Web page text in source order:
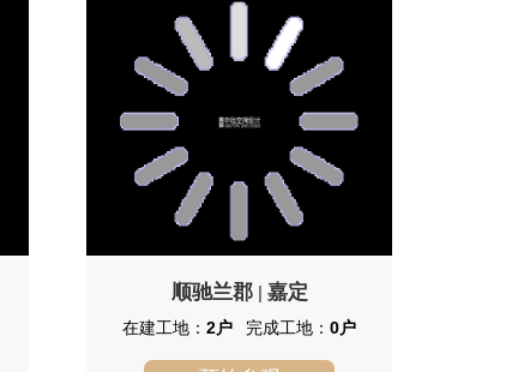
从市区上中环线直通沪嘉高速至本案车
程20分钟。
顺驰兰郡| 嘉定
在建工地： 2户 完成工地：0户